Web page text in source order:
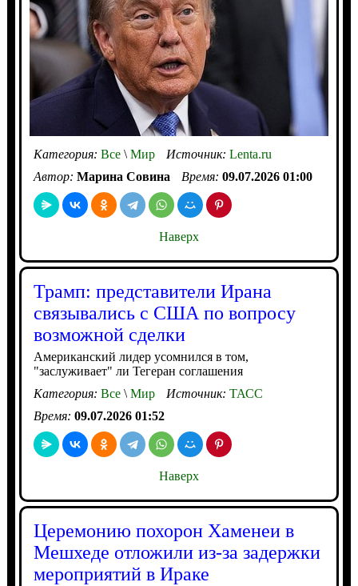
Категория: Все\Мир Источник: Lenta.ru
Автор: Марина Совина Время: 09.07.2026 01:00
Наверх
Трамп: представители Ирана
связывались с США по вопросу
возможной сделки
Американский лидер усомнился в том,
"заслуживает" ли Тегеран соглашения
Категория: Все\Мир Источник: ТАСС
Время: 09.07.2026 01:52
Наверх
Церемонию похорон Хаменеи в
Мешхеде отложили из-за задержки
мероприятий в Ираке